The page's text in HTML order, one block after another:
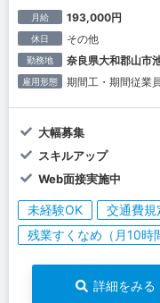
月給 193,000円
休日 その他
勤務地 奈良県大和郡山市
雇用形態 期間工・期間従業
大幅募集
スキルアップ
Web面接実施中
未経験OK 交通費規
残業すくなめ（月10時
詳細をみる